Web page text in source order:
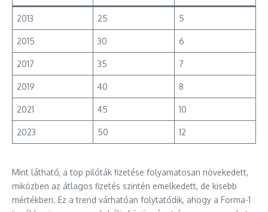
2013 25 5
2015 30 6
2017 35 7
2019 40 8
2021 45 10
2023 50 12
Mint látható, a top pilóták fizetése folyamatosan növekedett,
miközben az átlagos fizetés szintén emelkedett, de kisebb
mértékben. Ez a trend várhatóan folytatódik, ahogy a Forma-1